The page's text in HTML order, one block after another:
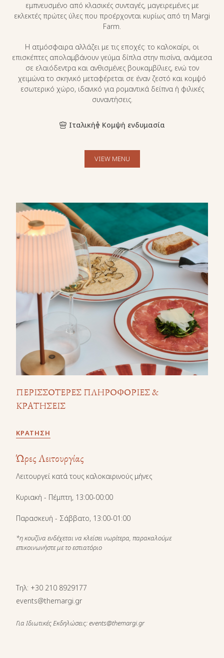
εμπνευσμένο από κλασικές συνταγές, μαγειρεμένες με
εκλεκτές πρώτες ύλες που προέρχονται κυρίως από τη Margi
Farm.
Η ατμόσφαιρα αλλάζει με τις εποχές: το καλοκαίρι, οι
επισκέπτες απολαμβάνουν γεύμα δίπλα στην πισίνα, ανάμεσα
σε ελαιόδεντρα και ανθισμένες βουκαμβίλιες, ενώ τον
χειμώνα το σκηνικό μεταφέρεται σε έναν ζεστό και κομψό
εσωτερικό χώρο, ιδανικό για ρομαντικά δείπνα ή φιλικές
συναντήσεις.
Ιταλική Κομψή ενδυμασία
VIEW MENU
ΠΕΡΙΣΣΟΤΕΡΕΣ ΠΛΗΡΟΦΟΡΙΕΣ &
ΚΡΑΤΗΣΕΙΣ
ΚΡΆΤΗΣΗ
Ώρες Λειτουργίας
Λειτουργεί κατά τους καλοκαιρινούς μήνες
Κυριακή - Πέμπτη, 13:00-00:00
Παρασκευή - Σάββατο, 13:00-01:00
*η κουζίνα ενδέχεται να κλείσει νωρίτερα, παρακαλούμε
επικοινωνήστε με το εστιατόριο
Τηλ: +30 210 8929177
events@themargi.gr
Για Ιδιωτικές Εκδηλώσεις: events@themargi.gr